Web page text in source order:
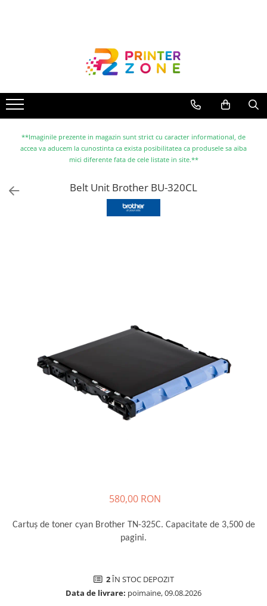
Imprimante cu jet
Multifunctionale laser
Multifunctionale cu jet
Imprimante etichete
Scanere
Capete imprimare
Cartuse inkjet si cerneala
Printare 3D
Filament imprimanta 3D
**Imaginile prezente in magazin sunt strict cu caracter informational, de
accea va aducem la cunostinta ca exista posibilitatea ca produsele sa aiba
mici diferente fata de cele listate in site.**
Belt Unit Brother BU-320CL
580,00 RON
Cartuș de toner cyan Brother TN-325C. Capacitate de 3,500 de
pagini.
2ÎN STOC DEPOZIT
Data de livrare: poimaine, 09.08.2026